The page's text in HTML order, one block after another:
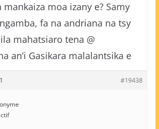
moa izany e? Samy
fa na andriana na tsy
mahatsiaro tena @
an’i Gasikara malalantsika e
#19438